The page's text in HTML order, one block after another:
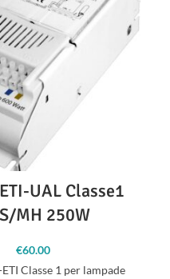
UAL Classe1
MH 250W
€60.00
Classe 1 per lampade